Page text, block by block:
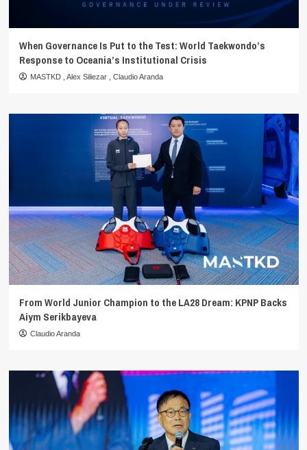
When Governance Is Put to the Test: World Taekwondo’s
Response to Oceania’s Institutional Crisis
MASTKD Alex Siliezar Claudio Aranda
From World Junior Champion to the LA28 Dream: KPNP Backs
Aiym Serikbayeva
Claudio Aranda